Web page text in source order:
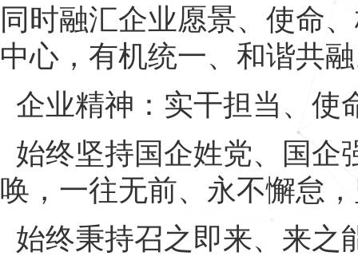
同时融汇企业愿景、使命
中心，有机统一、和谐共
企业精神：实干担当、使
始终坚持国企姓党、国企
唤，一往无前、永不懈怠
始终秉持召之即来、来之